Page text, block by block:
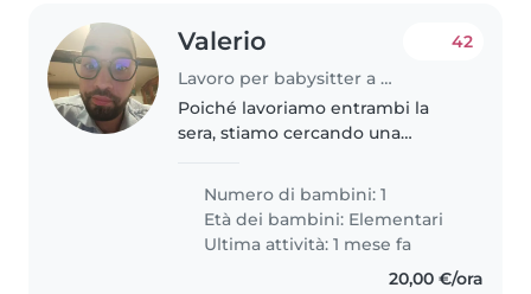
Valerio
Lavoro per babysitter a Genova
42
Poiché lavoriamo entrambi la
sera, stiamo cercando una
anni a scuola e che possa
prendersi cura di lei dalle 17:00
alle..
Numero di bambini: 1
Età dei bambini: Elementari
Ultima attività: 1 mese fa
20,00 €/ora